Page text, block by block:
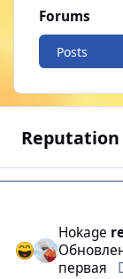
Forums
Posts
Hokage
первая